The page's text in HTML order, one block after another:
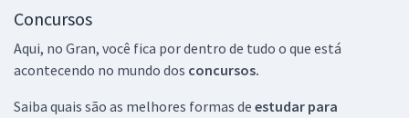
Concursos
Aqui, no Gran, você fica por dentro de tudo o que está
acontecendo no mundo dos concursos.
Saiba quais são as melhores formas de estudar para